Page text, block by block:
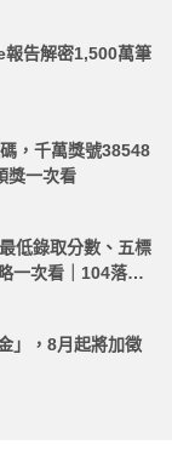
告解密1,500萬筆
，千萬獎號38548
獎一次看
低錄取分數、五標
一次看｜104落點
」，8月起將加徵